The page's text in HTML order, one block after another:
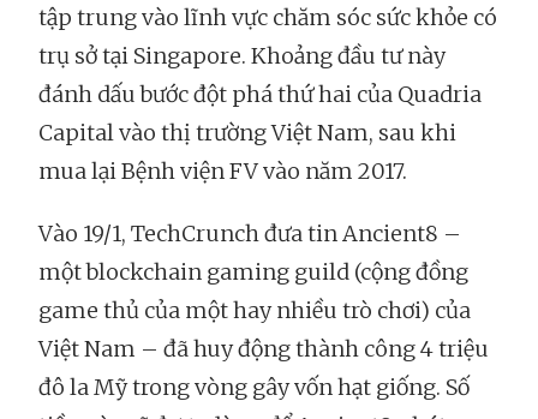
tập trung vào lĩnh vực chăm sóc sức khỏe có
trụ sở tại Singapore. Khoảng đầu tư này
đánh dấu bước đột phá thứ hai của Quadria
Capital vào thị trường Việt Nam, sau khi
mua lại Bệnh viện FV vào năm 2017.
Vào 19/1, TechCrunch đưa tin Ancient8 –
một blockchain gaming guild (cộng đồng
game thủ của một hay nhiều trò chơi) của
Việt Nam – đã huy động thành công 4 triệu
đô la Mỹ trong vòng gây vốn hạt giống. Số